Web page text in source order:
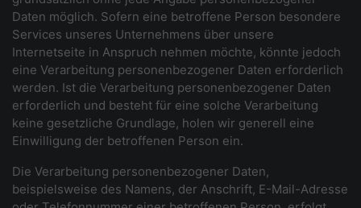
Daten möglich. Sofern eine betroffene Person besondere
Services unseres Unternehmens über unsere
Internetseite in Anspruch nehmen möchte, könnte jedoch
eine Verarbeitung personenbezogener Daten erforderlich
werden. Ist die Verarbeitung personenbezogener Daten
erforderlich und besteht für eine solche Verarbeitung
keine gesetzliche Grundlage, holen wir generell eine
Einwilligung der betroffenen Person ein.
Die Verarbeitung personenbezogener Daten,
beispielsweise des Namens, der Anschrift, E-Mail-Adresse